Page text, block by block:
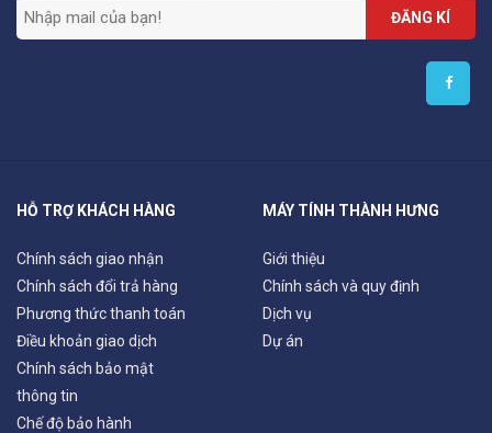
ĐĂNG KÍ
HỖ TRỢ KHÁCH HÀNG
Chính sách giao nhận
Chính sách đổi trả hàng
Phương thức thanh toán
Điều khoản giao dịch
Chính sách bảo mật
thông tin
Chế độ bảo hành
MÁY TÍNH THÀNH HƯNG
Giới thiệu
Chính sách và quy định
Dịch vụ
Dự án